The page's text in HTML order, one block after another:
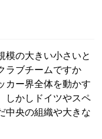
模の大きい小さいと
ラブチームですか
カー界全体を動かす
しかしドイツやスペ
中央の組織や大きな